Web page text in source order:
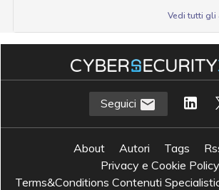
Vedi tutti
Seguici
About Autori Tags
Privacy e Cookie Policy
Terms&Conditions Contenuti